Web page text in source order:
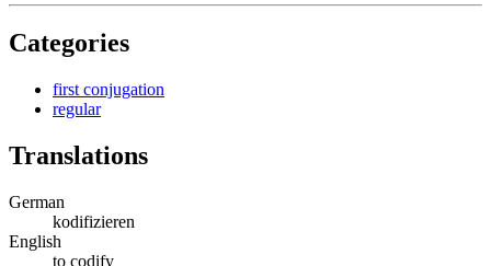
Categories
first conjugation
regular
Translations
German
kodifizieren
English
to codify